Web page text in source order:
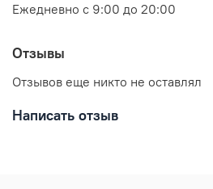
Ежедневно с 9:00 до 20:00
Отзывы
Отзывов еще никто не оставлял
Написать отзыв